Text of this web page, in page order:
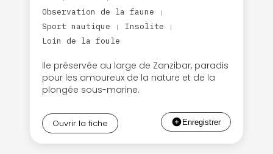
Observation de la faune |
Sport nautique | Insolite |
Loin de la foule
Ile préservée au large de Zanzibar, paradis
pour les amoureux de la nature et de la
plongée sous-marine.
Ouvrir la fiche